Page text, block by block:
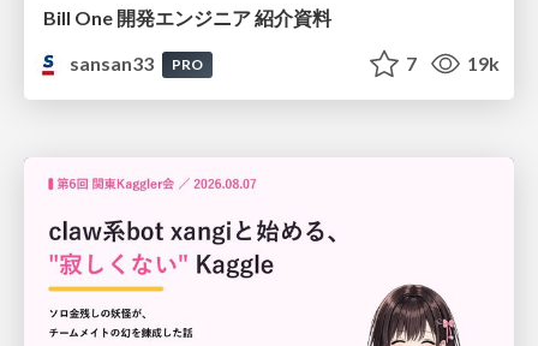
Bill One 開発エンジニア 紹介資料
sansan33
PRO 7 19k